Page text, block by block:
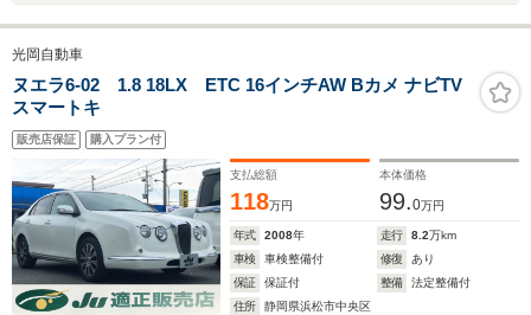
光岡自動車
ヌエラ6-02 1.8 18LX ETC 16インチAW Bカメ ナビTV
スマートキ
販売店保証 購入プラン付
支払総額
118万円
本体価格
99.0万円
年式 2008年 走行 8.2万km
車検
車検整備付 修復
あり
保証
保証付 整備
法定整備付
住所
静岡県浜松市中央区